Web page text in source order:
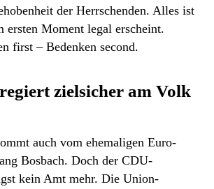
der Herrschenden. Alles ist
ersten Moment legal erscheint.
first – Bedenken second.
zielsicher am Volk
auch vom ehemaligen Euro-
Bosbach. Doch der CDU-
kein Amt mehr. Die Union-